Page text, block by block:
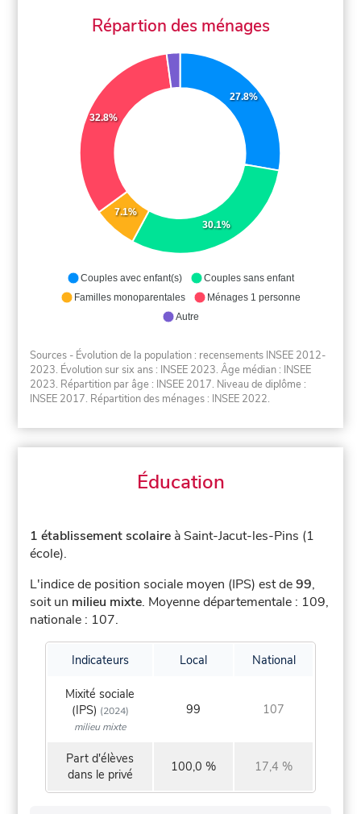
Répartion des ménages
27.8%
30.1%
7.1%
32.8%
Couples avec enfant(s)
Couples sans enfant
Familles monoparentales
Ménages 1 personne
Autre
Sources - Évolution de la population : recensements INSEE 2012-
2023. Évolution sur six ans : INSEE 2023. Âge médian : INSEE
2023. Répartition par âge : INSEE 2017. Niveau de diplôme :
INSEE 2017. Répartition des ménages : INSEE 2022.
Éducation
1 établissement scolaire à Saint-Jacut-les-Pins (1
école).
L'indice de position sociale moyen (IPS) est de99,
soit un milieu mixte. Moyenne départementale : 109,
nationale : 107.
Indicateurs Local National
Mixité sociale
(IPS) (2024)
milieu mixte
99 107
Part d'élèves
dans le privé
100,0 % 17,4 %